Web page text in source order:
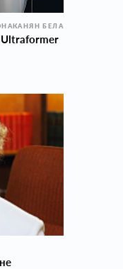
БЕЛА
Ultraformer